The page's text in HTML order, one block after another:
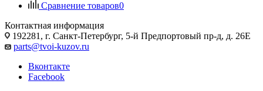
Сравнение товаров0
Контактная информация
192281, г. Санкт-Петербург, 5-й Предпортовый пр-д, д. 26Е
parts@tvoi-kuzov.ru
Вконтакте
Facebook